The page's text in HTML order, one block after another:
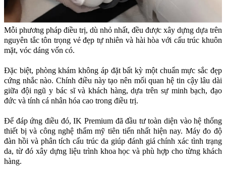
Mỗi phương pháp điều trị, dù nhỏ nhất, đều được xây dựng dựa trên
nguyên tắc tôn trọng vẻ đẹp tự nhiên và hài hòa với cấu trúc khuôn
mặt, vóc dáng vốn có.
Đặc biệt, phòng khám không áp đặt bất kỳ một chuẩn mực sắc đẹp
cứng nhắc nào. Chính điều này tạo nên mối quan hệ tin cậy lâu dài
giữa đội ngũ y bác sĩ và khách hàng, dựa trên sự minh bạch, đạo
đức và tính cá nhân hóa cao trong điều trị.
Để đáp ứng điều đó, IK Premium đã đầu tư toàn diện vào hệ thống
thiết bị và công nghệ thẩm mỹ tiên tiến nhất hiện nay. Máy đo độ
đàn hồi và phân tích cấu trúc da giúp đánh giá chính xác tình trạng
da, từ đó xây dựng liệu trình khoa học và phù hợp cho từng khách
hàng.